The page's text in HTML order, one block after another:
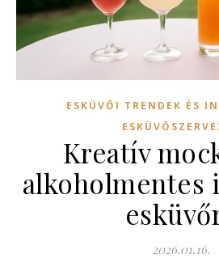
ESKÜVŐI TRENDEK ÉS
Kreatív
alkoholmentes
2026.01.16.